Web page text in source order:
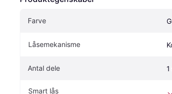
Farve
Låsemekanisme
Antal dele 1
Smart lås